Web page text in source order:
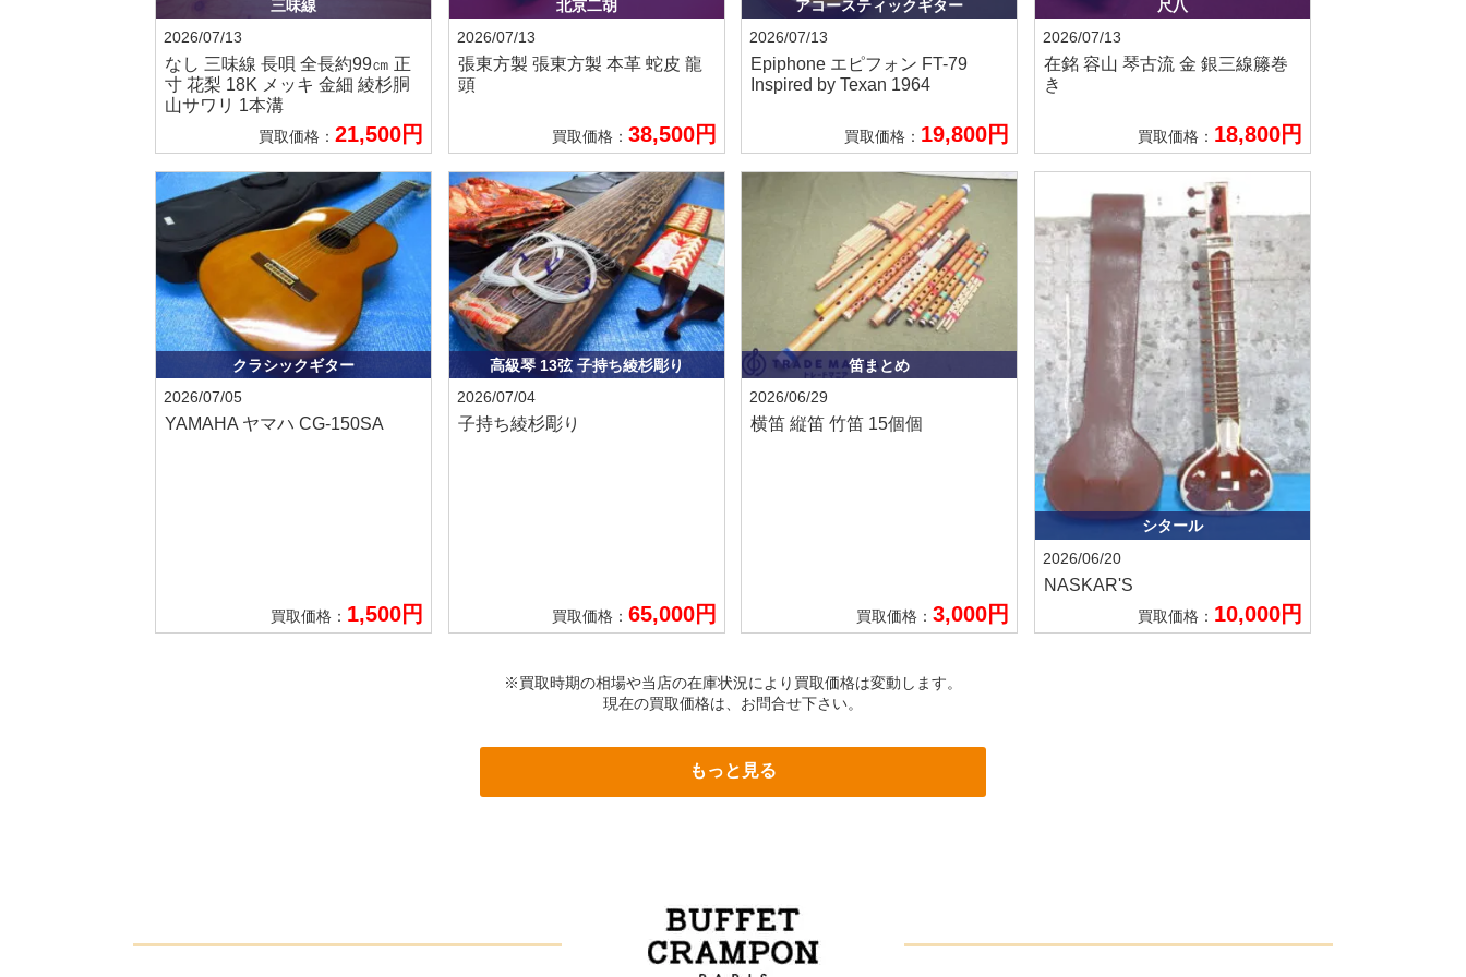
三味線
2026/07/13
なし 三味線 長唄 全長約99㎝ 正
寸 花梨 18K メッキ 金細 綾杉胴
山サワリ 1本溝
買取価格：21,500円
北京二胡
2026/07/13
張東方製 張東方製 本革 蛇皮 龍
頭
買取価格： 38,500円
アコースティックギター
2026/07/13
Epiphone エピフォン FT-79
Inspired by Texan 1964
買取価格： 19,800円
尺八
2026/07/13
在銘 容山 琴古流 金 銀三線籐巻
き
買取価格： 18,800円
クラシックギター
2026/07/05
YAMAHA ヤマハ CG-150SA
買取価格： 1,500円
高級琴 13弦 子持ち綾杉彫り
2026/07/04
子持ち綾杉彫り
買取価格： 65,000円
笛まとめ
2026/06/29
横笛 縦笛 竹笛 15個個
買取価格：3,000円
シタール
2026/06/20
NASKAR'S
買取価格： 10,000円
※買取時期の相場や当店の在庫状況により買取価格は変動します。
現在の買取価格は、お問合せ下さい。
もっと見る